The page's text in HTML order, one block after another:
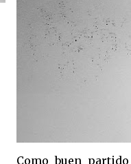
Como buen